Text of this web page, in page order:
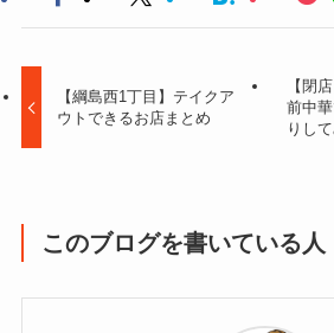
【綱島西1丁目】テイクア
ウトできるお店まとめ
【閉
前中
りし
このブログを書いている人